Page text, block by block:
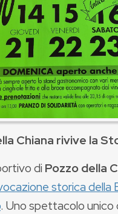
Chiana rivive la
di Pozzo della
storica della
. Uno spettacolo unico